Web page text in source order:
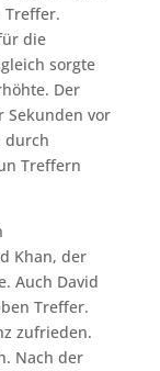
Treffer.
die
sorgte
Der
Sekunden vor
durch
Treffern
Khan, der
Auch David
Treffer.
zufrieden.
Nach der